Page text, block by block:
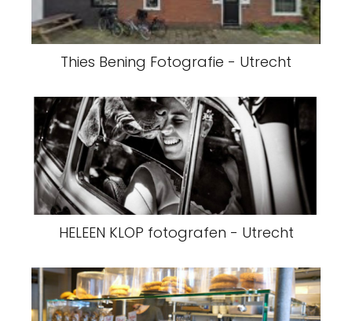
Thies Bening Fotografie - Utrecht
HELEEN KLOP fotografen - Utrecht